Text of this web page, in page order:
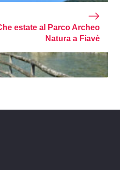
estate al Parco Archeo
Natura a Fiavè